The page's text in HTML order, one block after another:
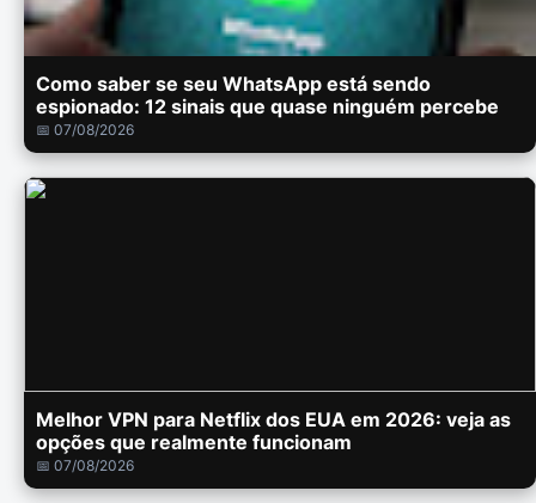
Como saber se seu WhatsApp está sendo
espionado: 12 sinais que quase ninguém percebe
📅 07/08/2026
Melhor VPN para Netflix dos EUA em 2026: veja as
opções que realmente funcionam
📅 07/08/2026